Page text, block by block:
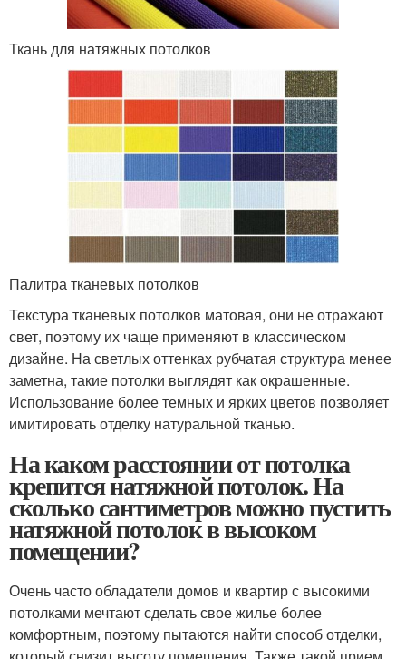
Ткань для натяжных потолков
Палитра тканевых потолков
Текстура тканевых потолков матовая, они не отражают
свет, поэтому их чаще применяют в классическом
дизайне. На светлых оттенках рубчатая структура менее
заметна, такие потолки выглядят как окрашенные.
Использование более темных и ярких цветов позволяет
имитировать отделку натуральной тканью.
На каком расстоянии от потолка
крепится натяжной потолок. На
сколько сантиметров можно пустить
натяжной потолок в высоком
помещении?
Очень часто обладатели домов и квартир с высокими
потолками мечтают сделать свое жилье более
комфортным, поэтому пытаются найти способ отделки,